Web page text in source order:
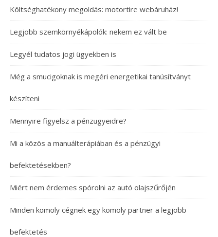
Költséghatékony megoldás: motortire webáruház!
Legjobb szemkörnyékápolók: nekem ez vált be
Legyél tudatos jogi ügyekben is
Még a smucigoknak is megéri energetikai tanúsítványt
készíteni
Mennyire figyelsz a pénzügyeidre?
Mi a közös a manuálterápiában és a pénzügyi
befektetésekben?
Miért nem érdemes spórolni az autó olajszűrőjén
Minden komoly cégnek egy komoly partner a legjobb
befektetés